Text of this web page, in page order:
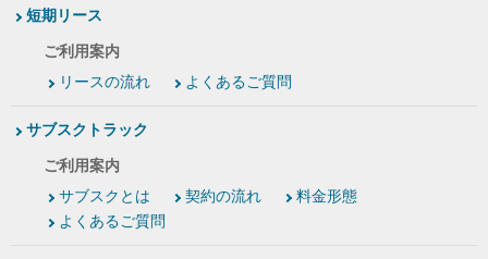
短期リース
ご利用案内
リースの流れ
よくあるご質問
サブスクトラック
ご利用案内
サブスクとは
契約の流れ
料金形態
よくあるご質問